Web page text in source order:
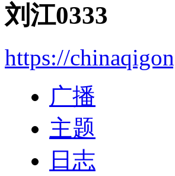
刘江0333
https://
广播
主题
日志